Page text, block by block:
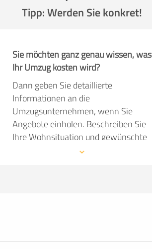
Tipp: Werden Sie konkret!
Sie möchten ganz genau wissen, was
Ihr Umzug kosten wird?
Dann geben Sie detaillierte
Informationen an die
Umzugsunternehmen, wenn Sie
Angebote einholen. Beschreiben Sie
Ihre Wohnsituation und gewünschte
Serviceleistungen so präzise wie